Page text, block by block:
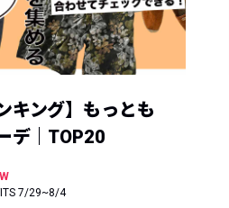
キング】もっとも
デ｜TOP20
7/29~8/4